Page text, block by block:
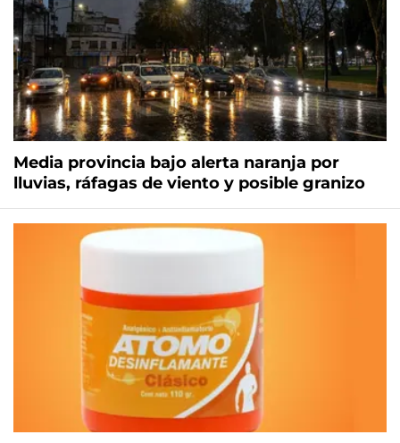
Media provincia bajo alerta naranja por
lluvias, ráfagas de viento y posible granizo